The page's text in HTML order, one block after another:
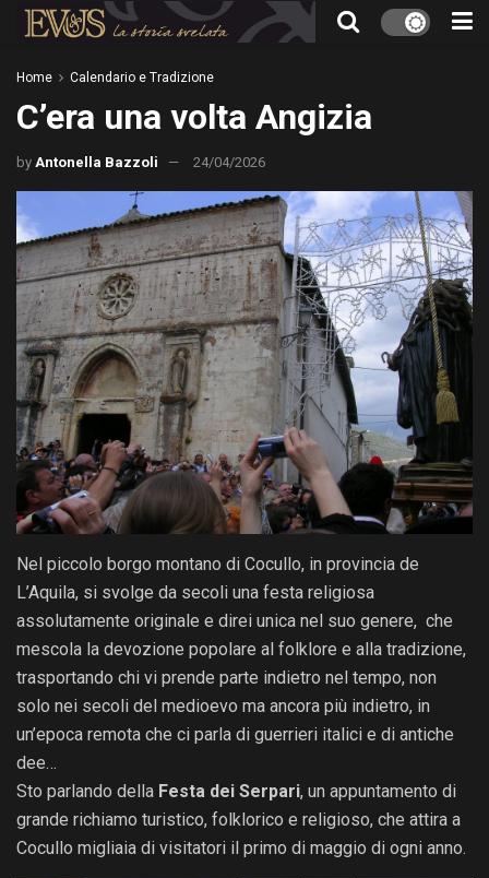
Home Calendario e Tradizione
C’era una volta Angizia
by Antonella Bazzoli 24/04/2026
Nel piccolo borgo montano di Cocullo, in provincia de
L’Aquila, si svolge da secoli una festa religiosa
assolutamente originale e direi unica nel suo genere, che
mescola la devozione popolare al folklore e alla tradizione,
trasportando chi vi prende parte indietro nel tempo, non
solo nei secoli del medioevo ma ancora più indietro, in
un’epoca remota che ci parla di guerrieri italici e di antiche
dee…
Sto parlando della Festa dei Serpari, un appuntamento di
grande richiamo turistico, folklorico e religioso, che attira a
Cocullo migliaia di visitatori il primo di maggio di ogni anno.